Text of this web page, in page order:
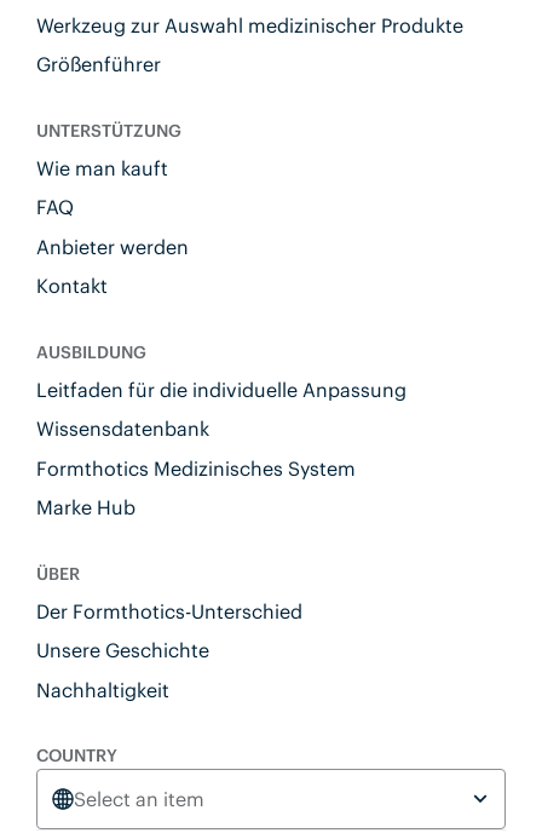
Werkzeug zur Auswahl medizinischer Produkte
Größenführer
UNTERSTÜTZUNG
Wie man kauft
FAQ
Anbieter werden
Kontakt
AUSBILDUNG
Leitfaden für die individuelle Anpassung
Wissensdatenbank
Formthotics Medizinisches System
Marke Hub
ÜBER
Der Formthotics-Unterschied
Unsere Geschichte
Nachhaltigkeit
COUNTRY
Select an item